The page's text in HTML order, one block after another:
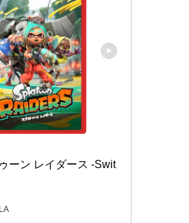
ーン レイダース -Swit